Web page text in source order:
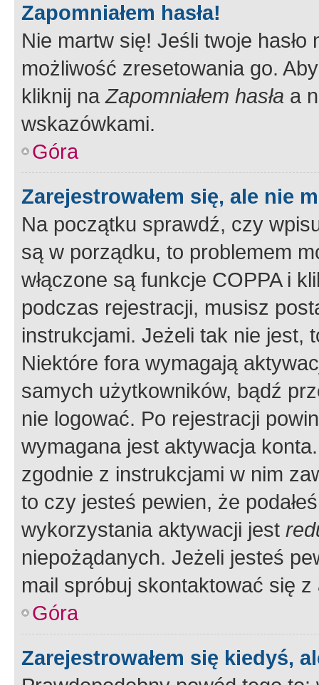
Zapomniałem hasła!
Nie martw się! Jeśli twoje
możliwość zresetowania go.
kliknij naZapomniałem hasła a
wskazówkami.
Góra
Zarejestrowałem się, ale nie
Na początku sprawdź, czy
są w porządku, to problemem
włączone są funkcje COPPA i
podczas rejestracji, musisz
instrukcjami. Jeżeli tak nie jest,
Niektóre fora wymagają
samych użytkowników, bądź
nie logować. Po rejestracji
wymagana jest aktywacja
zgodnie z instrukcjami w nim
to czy jesteś pewien, że
wykorzystania aktywacji jest
niepożądanych. Jeżeli jesteś
mail spróbuj skontaktować się
Góra
Zarejestrowałem się kiedyś,